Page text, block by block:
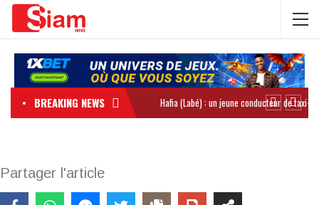
BREAKING NEWS
Partager l'article